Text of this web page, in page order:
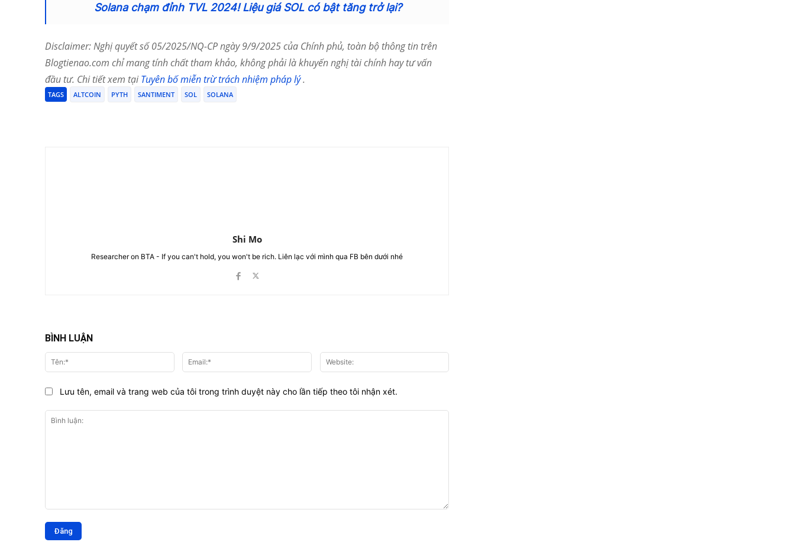
Solana chạm đỉnh TVL 2024! Liệu giá SOL có bật tăng trở lại?
Disclaimer: Nghị quyết số 05/2025/NQ-CP ngày 9/9/2025 của Chính phủ, toàn bộ thông tin trên
Blogtienao.com chỉ mang tính chất tham khảo, không phải là khuyến nghị tài chính hay tư vấn
đầu tư. Chi tiết xem tạiTuyên bố miễn trừ trách nhiệm pháp lý.
TAGS ALTCOIN PYTH SANTIMENT SOL SOLANA
Shi Mo
Researcher on BTA - If you can't hold, you won't be rich. Liên lạc với mình qua FB bên dưới nhé
BÌNH LUẬN
luận:
Tên:* Email:*
Lưu tên, email và trang web của tôi trong trình duyệt này cho lần tiếp theo tôi nhận xét.